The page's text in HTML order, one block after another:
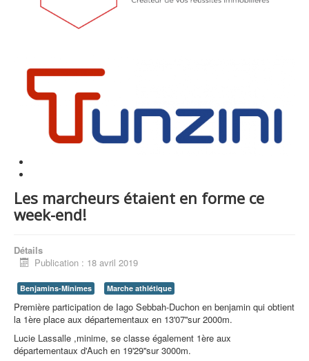
Les marcheurs étaient en forme ce
week-end!
Détails
Publication : 18 avril 2019
Benjamins-Minimes Marche athlétique
Première participation de Iago Sebbah-Duchon en benjamin qui obtient
la 1ère place aux départementaux en 13'07''sur 2000m.
Lucie Lassalle ,minime, se classe également 1ère aux
départementaux d'Auch en 19'29''sur 3000m.